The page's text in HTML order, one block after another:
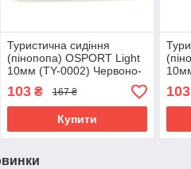
Туристична сидіння
(пінопопа) OSPORT Light
10мм (TY-0002) Червоно-
зелений
103₴ 167 ₴
Купити
103